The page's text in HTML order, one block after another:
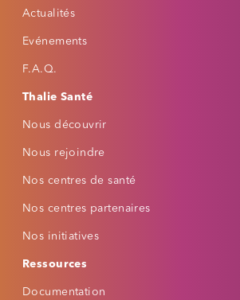
Actualités
Evénements
F.A.Q.
Thalie Santé
Nous découvrir
Nous rejoindre
Nos centres de santé
Nos centres partenaires
Nos initiatives
Ressources
Documentation
POLICE
Taille du texte
−
Famille de police
Casse du texte
AIDE À LA LECTURE
Interligne
Espacement des mots